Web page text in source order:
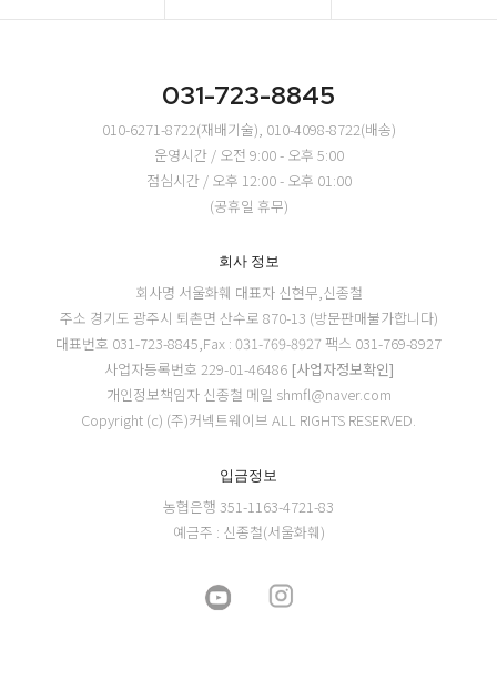
031-723-8845
010-6271-8722(재배기술), 010-4098-8722(배송)
운영시간 / 오전 9:00 - 오후 5:00
점심시간 / 오후 12:00 - 오후 01:00
(공휴일 휴무)
회사 정보
회사명 서울화훼 대표자 신현무,신종철
주소 경기도 광주시 퇴촌면 산수로 870-13 (방문판매불가합니다)
대표번호 031-723-8845,Fax : 031-769-8927 팩스 031-769-8927
사업자등록번호 229-01-46486 [사업자정보확인]
개인정보책임자 신종철 메일 shmfl@naver.com
Copyright (c) (주)커넥트웨이브 ALL RIGHTS RESERVED.
입금정보
농협은행 351-1163-4721-83
예금주 : 신종철(서울화훼)